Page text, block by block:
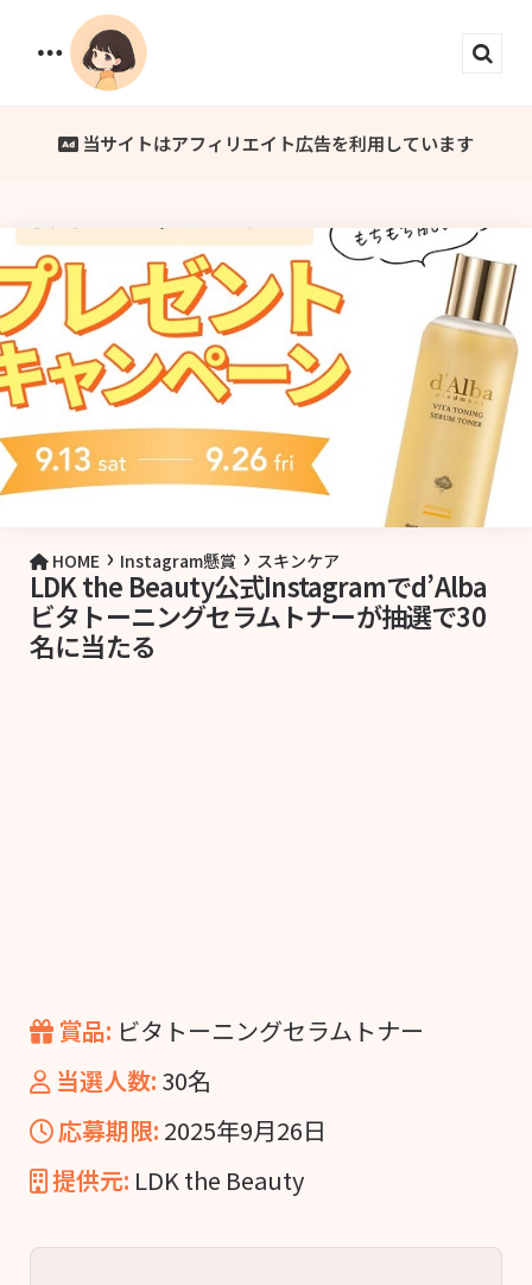
Menu
当サイトはアフィリエイト広告を利用しています
HOME › Instagram懸賞 › スキンケア
LDK the Beauty公式Instagramでd’Alba
ビタトーニングセラムトナーが抽選で30
名に当たる
賞品: ビタトーニングセラムトナー
当選人数: 30名
応募期限: 2025年9月26日
提供元: LDK the Beauty